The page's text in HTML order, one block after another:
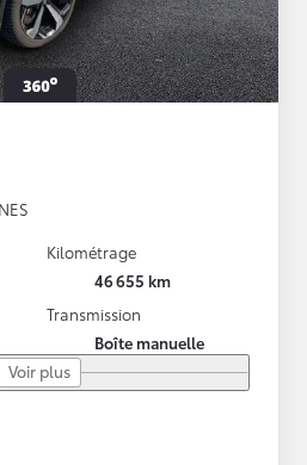
Kilométrage
46 655 km
Transmission
Boîte manuelle
Voir plus